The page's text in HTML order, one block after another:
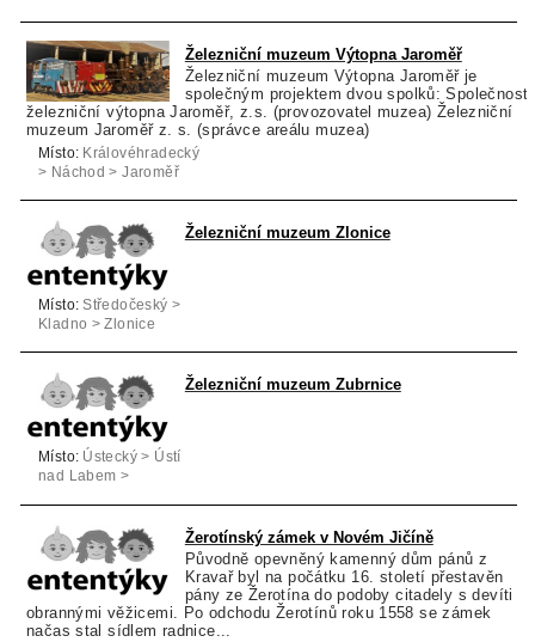
Železniční muzeum Výtopna Jaroměř
Železniční muzeum Výtopna Jaroměř je
společným projektem dvou spolků: Společnost
železniční výtopna Jaroměř, z.s. (provozovatel muzea) Železniční
muzeum Jaroměř z. s. (správce areálu muzea)
Místo: Královéhradecký
> Náchod > Jaroměř
Železniční muzeum Zlonice
Místo: Středočeský >
Kladno > Zlonice
Železniční muzeum Zubrnice
Místo: Ústecký > Ústí
nad Labem >
Žerotínský zámek v Novém Jičíně
Původně opevněný kamenný dům pánů z
Kravař byl na počátku 16. století přestavěn
pány ze Žerotína do podoby citadely s devíti
obrannými věžicemi. Po odchodu Žerotínů roku 1558 se zámek
načas stal sídlem radnice...